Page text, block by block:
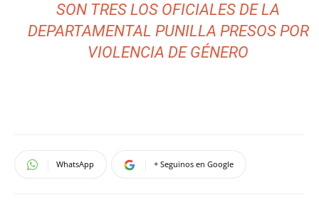
SON TRES LOS OFICIALES DE LA
DEPARTAMENTAL PUNILLA PRESOS POR
VIOLENCIA DE GÉNERO
WhatsApp + Seguinos en Google